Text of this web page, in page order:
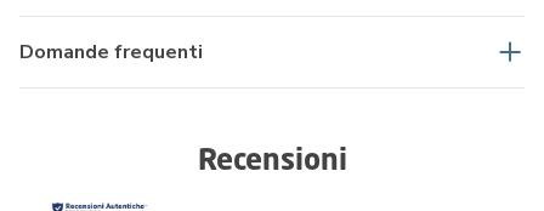
Domande frequenti
Recensioni